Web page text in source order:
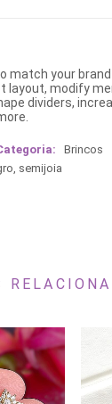
match your brand
layout, modify
dividers,
Brincos
, semijoia